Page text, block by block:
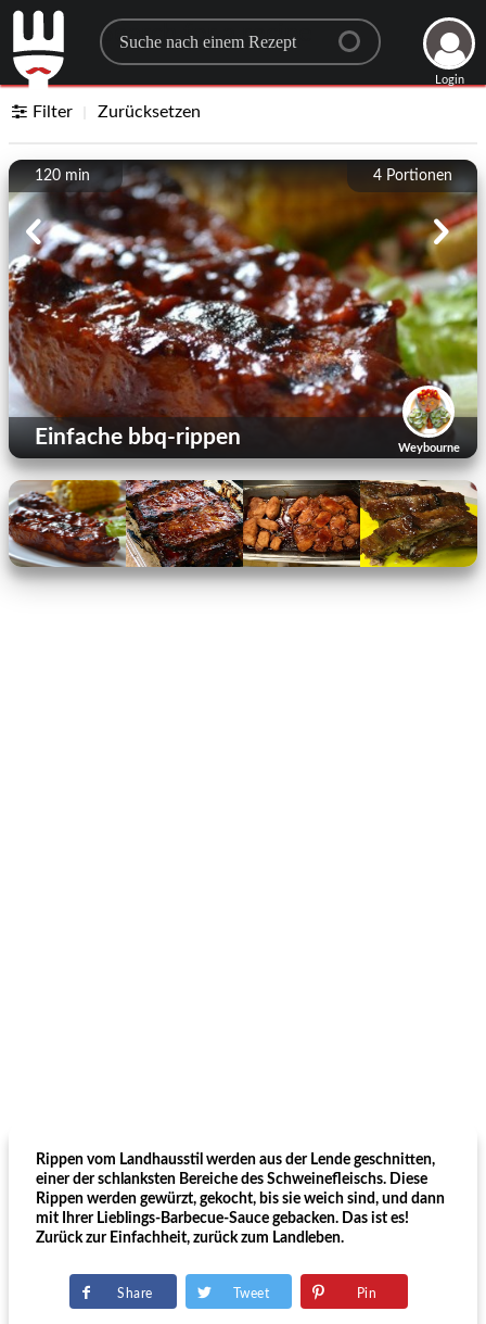
Search for a recipe
Login
Filter Zurücksetzen
4 Portionen
120 min
Weybourne
Einfache bbq-rippen
Rippen vom Landhausstil werden aus der Lende geschnitten,
einer der schlanksten Bereiche des Schweinefleischs. Diese
Rippen werden gewürzt, gekocht, bis sie weich sind, und dann
mit Ihrer Lieblings-Barbecue-Sauce gebacken. Das ist es!
Zurück zur Einfachheit, zurück zum Landleben.
Share Tweet Pin